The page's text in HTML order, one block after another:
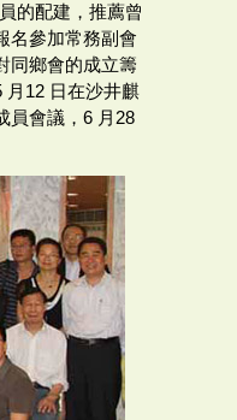
的配建，推薦曾
名參加常務副會
同鄉會的成立籌
月12 日在沙井麒
員會議，6 月28